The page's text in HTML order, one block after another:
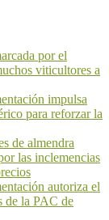
por el
viticultores a
impulsa
para reforzar la
de almendra
las inclemencias
autoriza el
de la PAC de